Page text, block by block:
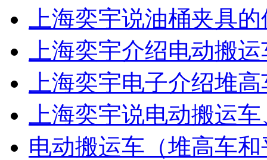
上海奕宇说油桶夹具
上海奕宇介绍电动搬
上海奕宇电子介绍堆
上海奕宇说电动搬运
电动搬运车（堆高车